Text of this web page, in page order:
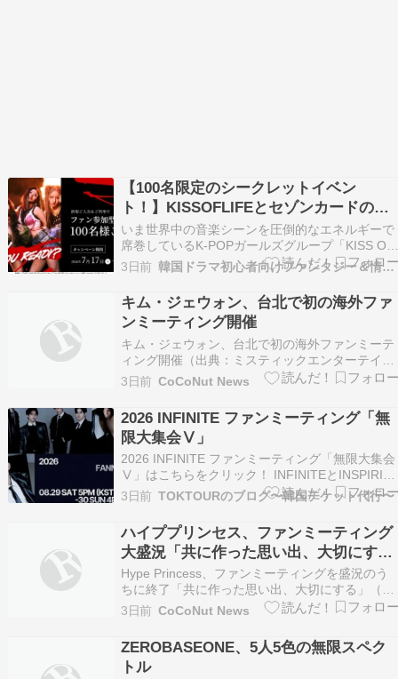
【100名限定のシークレットイベン
ト！】KISSOFLIFEとセゾンカードの超
激レアタイアップ開催
いま世界中の音楽シーンを圧倒的なエネルギーで
席巻しているK-POPガールズグループ「KISS OF
LIFE（キスオブライフ）」と、セゾンカードによ
る見逃せないビッグニュースが飛び込んできまし
た！ 日本初となるシークレット・ファンコラボイ
ベントへの招待権が当たる、「SAISON …
3日前 韓国ドラマ初心者向けファンタジー＆情報館
キム・ジェウォン、台北で初の海外ファ
ンミーティング開催
キム・ジェウォン、台北で初の海外ファンミーテ
ィング開催（出典：ミスティックエンターテイン
メント） 俳優キム・ジェウォンが、初の海外ファ
ンミーティングを通じてグローバルファンと対面
します。 キム・ジェウォンは来る8月30日 […]
3日前 CoCoNut News
2026 INFINITE ファンミーティング「無
限大集会Ⅴ」
2026 INFINITE ファンミーティング「無限大集会
Ⅴ」はこちらをクリック！ INFINITEとINSPIRIT
のために用意された特別なアニバーサリーイベン
ト『무한대집회』。メンバー全員が揃い、これま
での歴史を振り返るトークや爆笑必至のゲームコ
ーナー、そしてファンへの愛が…
3日前 TOKTOURのブログ〜韓国チケット代行〜
ハイププリンセス、ファンミーティング
大盛況「共に作った思い出、大切にす
る」
Hype Princess、ファンミーティングを盛況のう
ちに終了「共に作った思い出、大切にする」（提
供：Chapter I） Hype Princessがソウル永登浦
（ヨンドゥンポ）CGVにて、初の国内ミニファン
3日前 CoCoNut News
ZEROBASEONE、5人5色の無限スペク
トル